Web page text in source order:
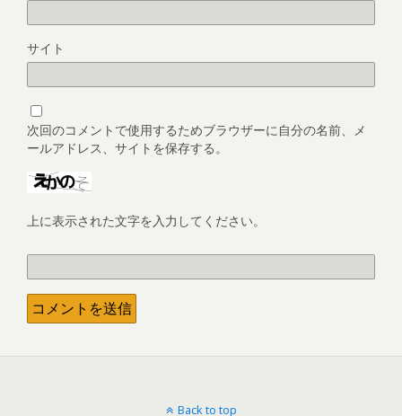
サイト
次回のコメントで使用するためブラウザーに自分の名前、メ
ールアドレス、サイトを保存する。
上に表示された文字を入力してください。
Back to top